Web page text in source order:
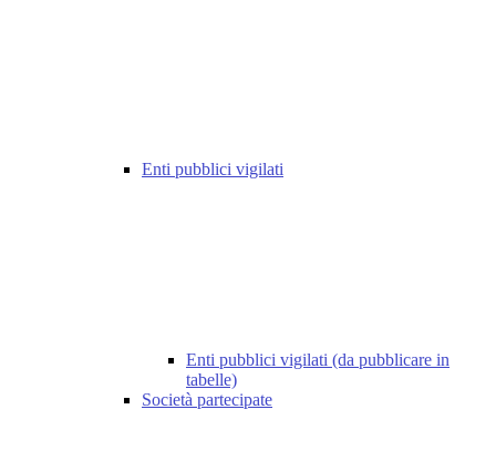
Enti pubblici vigilati
Enti pubblici vigilati (da pubblicare in
tabelle)
Società partecipate